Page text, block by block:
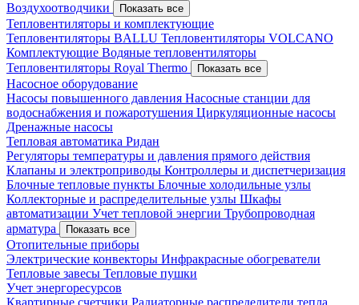
Воздухоотводчики
Показать все
Тепловентиляторы и комплектующие
Тепловентиляторы BALLU Тепловентиляторы VOLCANO
Комплектующие Водяные тепловентиляторы
Тепловентиляторы Royal Thermo
Показать все
Насосное оборудование
Насосы повышенного давления Насосные станции для
водоснабжения и пожаротушения Циркуляционные насосы
Дренажные насосы
Тепловая автоматика Ридан
Регуляторы температуры и давления прямого действия
Клапаны и электроприводы Контроллеры и диспетчеризация
Блочные тепловые пункты Блочные холодильные узлы
Коллекторные и распределительные узлы Шкафы
автоматизации Учет тепловой энергии Трубопроводная
арматура
Показать все
Отопительные приборы
Электрические конвекторы Инфракрасные обогреватели
Тепловые завесы Тепловые пушки
Учет энергоресурсов
Квартирные счетчики Радиаторные распределители тепла